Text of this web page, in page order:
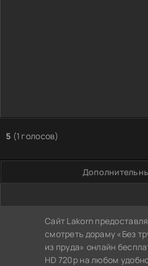
5 (1 голосов)
Сайт Lakorn
смотреть дораму «Без
из пруда» онлайн
HD 720p на любом